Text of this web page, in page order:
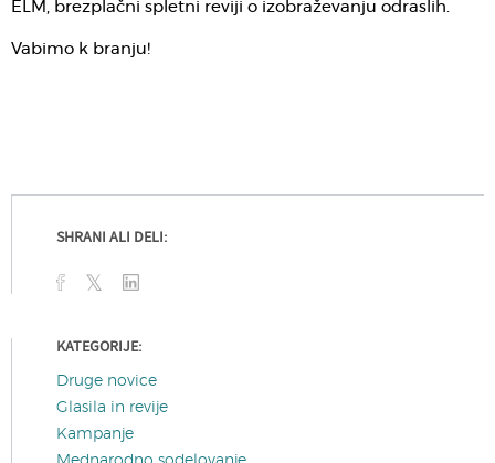
ELM, brezplačni spletni reviji o izobraževanju odraslih.
Vabimo k branju!
SHRANI ALI DELI:
KATEGORIJE:
Druge novice
Glasila in revije
Kampanje